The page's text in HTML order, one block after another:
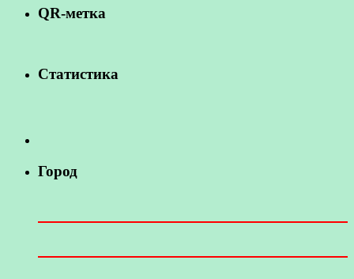
QR-метка
Статистика
Город